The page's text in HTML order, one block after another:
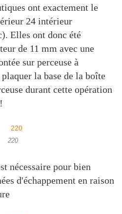
ont exactement le
24 intérieur
Elles ont donc été
de 11 mm avec une
sur perceuse à
la base de la boîte
durant cette opération
220
nécessaire pour bien
d'échappement en raison